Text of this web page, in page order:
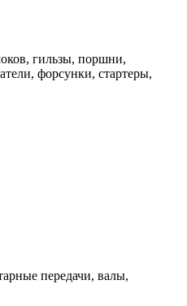
гильзы, поршни,
форсунки, стартеры,
передачи, валы,